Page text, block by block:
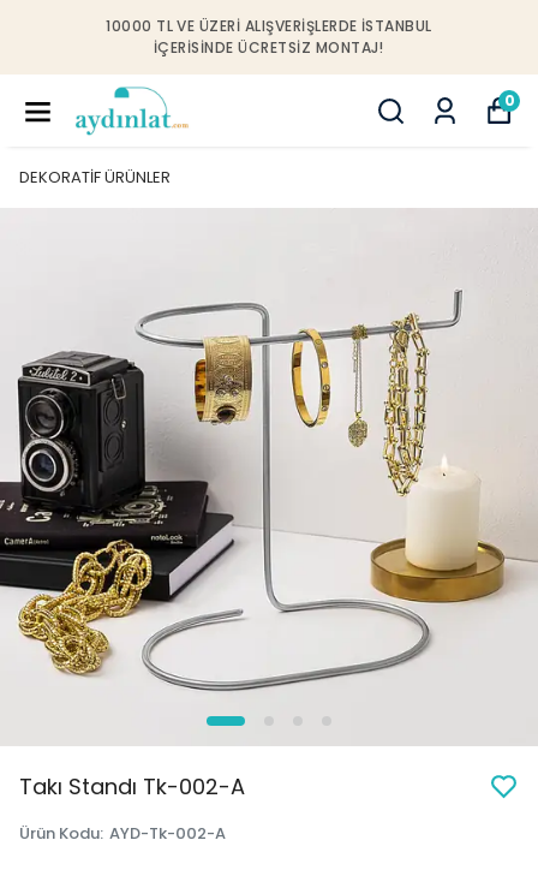
10000 TL VE ÜZERI ALIŞVERIŞLERDE İSTANBUL
IÇERISINDE ÜCRETSIZ MONTAJ!
0
DEKORATİF ÜRÜNLER
Takı Standı Tk-002-A
Ürün Kodu: AYD-Tk-002-A